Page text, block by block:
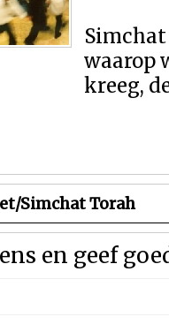
waarop
kreeg,
Simchat Torah
en geef